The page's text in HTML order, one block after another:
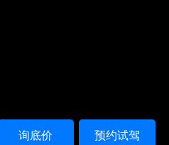
预约试驾
询底价